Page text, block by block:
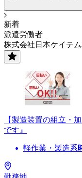
新着
派遣労働者
株式会社日本ケイテム
【製造装置の組立・
です』
軽作業・製造系